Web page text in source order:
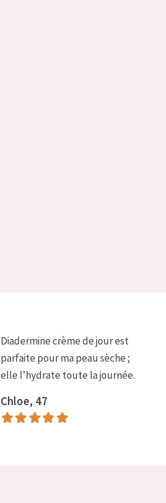
Diadermine crème de jour est
parfaite pour ma peau sèche ;
elle l'hydrate toute la journée.
Chloe, 47